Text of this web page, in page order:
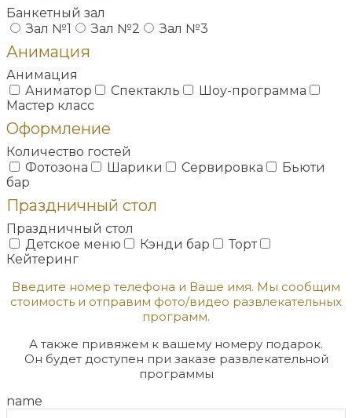
Банкетный зал
Зал №1
Зал №2 Зал №3
Анимация
Анимация
Аниматор
Спектакль
Шоу-программа
Мастер класс
Оформление
Количество гостей
Фотозона
Шарики Сервировка
Бьюти
бар
Праздничный стол
Праздничный стол
Детское меню
Кэнди бар
Торт
Кейтеринг
Введите номер телефона и Ваше имя. Мы сообщим
стоимость и отправим фото/видео развлекательных
программ.
А также привяжем к вашему номеру подарок.
Он будет доступен при заказе развлекательной
программы
name